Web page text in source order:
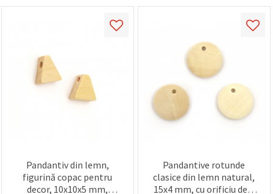
Pandantiv din lemn,
figurină copac pentru
decor, 10x10x5 mm,
Pandantive rotunde
clasice din lemn natural,
15x4 mm, cu orificiu de 2